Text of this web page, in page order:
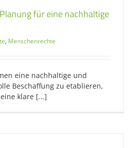
für eine nachhaltige
, Menschenrechte
eine nachhaltige und
Beschaffung zu etablieren,
klare [...]